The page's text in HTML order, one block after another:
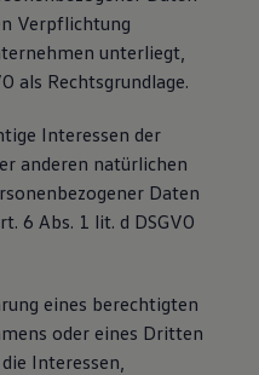
Verpflichtung
unterliegt,
als Rechtsgrundlage.
Interessen der
anderen natürlichen
Daten
6 Abs. 1 lit. d DSGVO
eines berechtigten
oder eines Dritten
Interessen,